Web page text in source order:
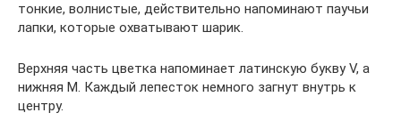
тонкие, волнистые, действительно напоминают паучьи
лапки, которые охватывают шарик.
Верхняя часть цветка напоминает латинскую букву V, а
нижняя М. Каждый лепесток немного загнут внутрь к
центру.